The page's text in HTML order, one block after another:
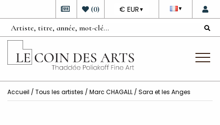
▼
DEVISE
€ EUR ▼
(0)
Accueil / Tous les artistes / Marc CHAGALL / Sara et les Anges